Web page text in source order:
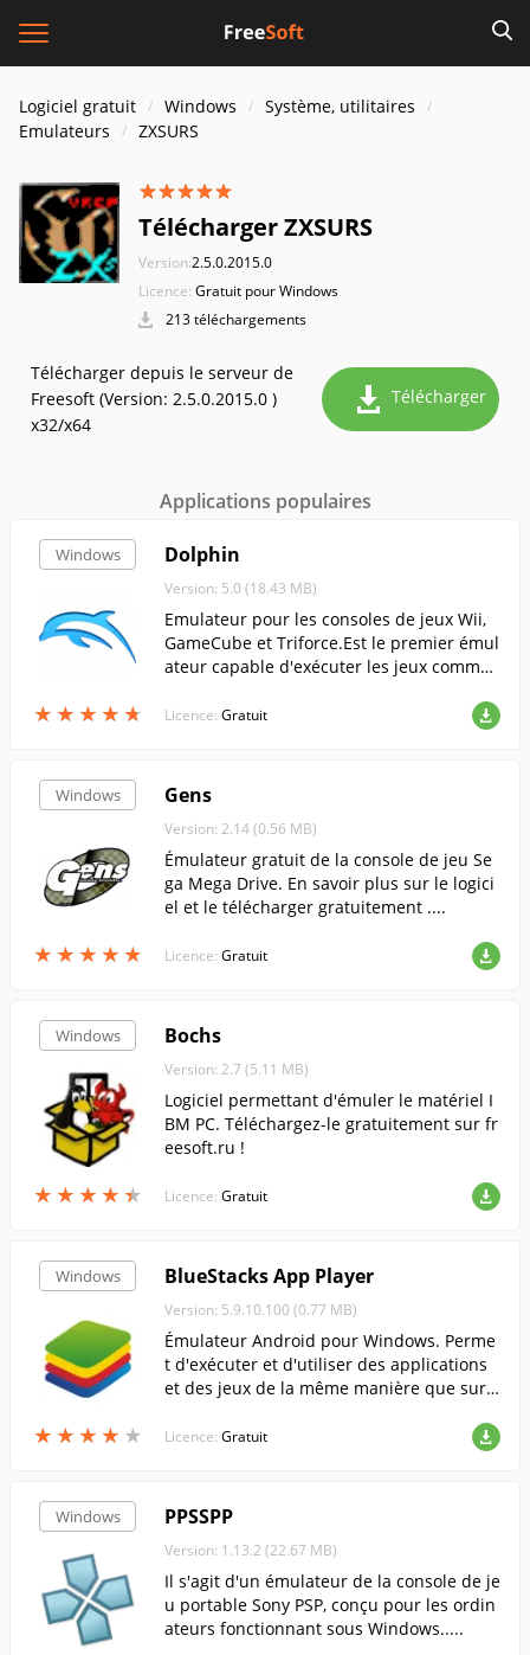
Logiciel gratuit Windows
Système, utilitaires
Emulateurs
ZXSURS
Télécharger ZXSURS
Version:2.5.0.2015.0
Licence: Gratuit pour Windows
213 téléchargements
Télécharger depuis le serveur de
Freesoft (Version: 2.5.0.2015.0 )
x32/x64
Télécharger
Applications populaires
Windows
★ ★ ★ ★ ★
★ ★ ★ ★ ★
Dolphin
Version: 5.0 (18.43 MB)
Emulateur pour les consoles de jeux Wii,
GameCube et Triforce.Est le premier émul
ateur capable d'exécuter les jeux commer
be et Wii.....
Licence: Gratuit
Windows
★ ★ ★ ★ ★
★ ★ ★ ★ ★
Gens
Version: 2.14 (0.56 MB)
Émulateur gratuit de la console de jeu Se
ga Mega Drive. En savoir plus sur le logici
el et le télécharger gratuitement ....
Licence: Gratuit
Windows
★ ★ ★ ★ ★
★ ★ ★ ★ ★
Bochs
Version: 2.7 (5.11 MB)
Logiciel permettant d'émuler le matériel I
BM PC. Téléchargez-le gratuitement sur fr
eesoft.ru !
Licence: Gratuit
Windows
★ ★ ★ ★ ★
★ ★ ★ ★ ★
BlueStacks App Player
Version: 5.9.10.100 (0.77 MB)
Émulateur Android pour Windows. Perme
t d'exécuter et d'utiliser des applications
et des jeux de la même manière que sur l
ion.....
Licence: Gratuit
Windows PPSSPP
Version: 1.13.2 (22.67 MB)
Il s'agit d'un émulateur de la console de je
u portable Sony PSP, conçu pour les ordin
ateurs fonctionnant sous Windows.....